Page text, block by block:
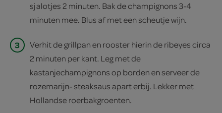
sjalotjes 2 minuten. Bak de champignons 3-4
minuten mee. Blus af met een scheutje wijn.
3
Verhit de grillpan en rooster hierin de ribeyes circa
2 minuten per kant. Leg met de
kastanjechampignons op borden en serveer de
rozemarijn- steaksaus apart erbij. Lekker met
Hollandse roerbakgroenten.